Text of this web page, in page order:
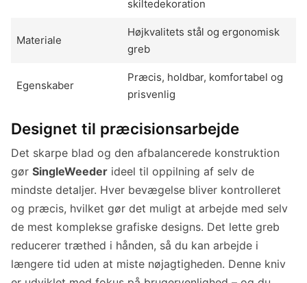
skiltedekoration
Materiale
Højkvalitets stål og ergonomisk
greb
Egenskaber
Præcis, holdbar, komfortabel og
prisvenlig
Designet til præcisionsarbejde
Det skarpe blad og den afbalancerede konstruktion
gør SingleWeeder ideel til oppilning af selv de
mindste detaljer. Hver bevægelse bliver kontrolleret
og præcis, hvilket gør det muligt at arbejde med selv
de mest komplekse grafiske designs. Det lette greb
reducerer træthed i hånden, så du kan arbejde i
længere tid uden at miste nøjagtigheden. Denne kniv